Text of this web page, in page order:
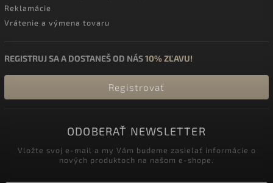
Reklamácie
Vrátenie a výmena tovaru
REGISTRUJ SA A DOSTANEŠ OD NÁS10% ZĽAVU!
Registrovať
ODOBERAŤ NEWSLETTER
Vložte svoj e-mail a my Vám budeme zasielať informácie o
nových produktoch na našom e-shope.